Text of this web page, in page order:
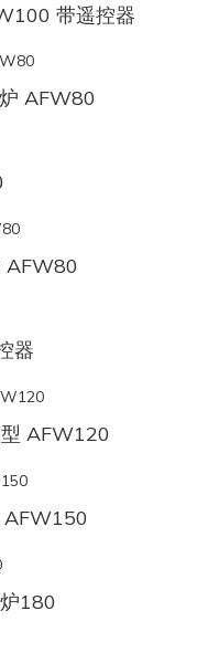
带遥控器
AFW80
AFW80
器
AFW120
AFW150
180